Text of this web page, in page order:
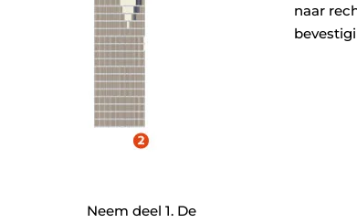
Neem deel 1. De
naar